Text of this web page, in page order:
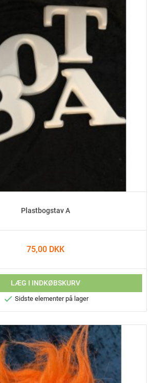
Plastbogstav A
75,00 DKK
LÆG I INDKØBSKURV
 Sidste elementer på lager